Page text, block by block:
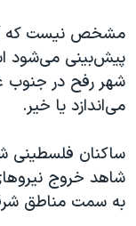
مشخص نیست که
پیش‌بینی می‌شود
شهر رفح در جنوب
می‌اندازد یا خیر.
ساکنان فلسطینی
شاهد خروج
به سمت مناطق